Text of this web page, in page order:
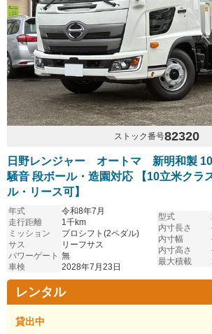
ストック番号82320
日野レンジャー オートマ 新明和製
騒音 段ボール・造園対応 【10立米クラ
ル・リース可】
年式
令和8年7月
走行距離
1千km
ミッション
プロシフト(2ペダル)
サス
リーフサス
パワーゲート 無
車検
2028年7月23日
型式
内寸長さ
内寸幅
内寸高さ
最大積載
レンタル
貸出中